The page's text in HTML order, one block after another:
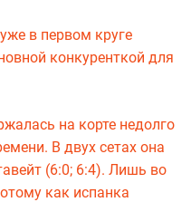
в первом круге
конкуренткой для
на корте недолго
В двух сетах она
(6:0; 6:4). Лишь во
как испанка